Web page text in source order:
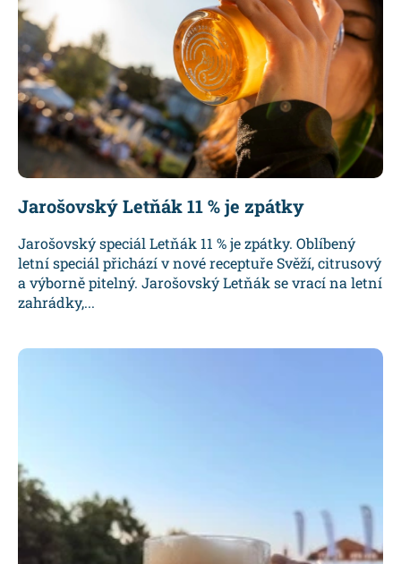
Jarošovský Letňák 11 % je zpátky
Jarošovský speciál Letňák 11 % je zpátky. Oblíbený
letní speciál přichází v nové receptuře Svěží, citrusový
a výborně pitelný. Jarošovský Letňák se vrací na letní
zahrádky,...